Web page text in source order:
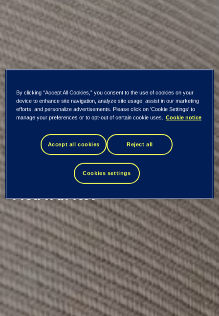
Kaikki uutiset ja tiedotteet
Omien osakkeiden
hankinta
By clicking “Accept All Cookies,” you consent to the use of cookies on your
device to enhance site navigation, analyze site usage, assist in our marketing
efforts, and personalize advertisements. Please click on 'Cookie Settings' to
manage your preferences or to opt-out of certain cookie uses.
Cookie notice
Accept all cookies Reject all
Cookies settings